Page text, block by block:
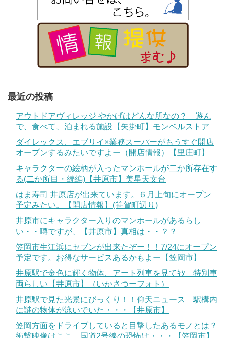
最近の投稿
アウトドアヴィレッジ やかげはどんな所なの？ 遊ん
で、食べて、泊まれる施設【矢掛町】モンベルストア
ダイレックス、エブリイ×業務スーパーがもうすぐ開店
オープンするみたいですよー（開店情報）【里庄町】
キャラクターの絵柄が入ったマンホールが二か所存在す
る(二か所目・続編)【井原市】美星天文台
はま寿司 井原店が出来ています。６月上旬にオープン
予定みたい。【開店情報】(笹賀町辺り)
井原市にキャラクター入りのマンホールがあるらし
い・・噂ですが、【井原市】真相は・・？？
笠岡市生江浜にセブンが出来たぞー！！7/24にオープン
予定です。お得なサービスあるかもよー【笠岡市】
井原駅で金色に輝く物体、アート列車を見てｷﾀ 特別車
両らしい【井原市】（いかさつーフォト）
井原駅で見た光景にびっくり！！仰天ニュース 駅構内
に謎の物体が泳いでいた・・・【井原市】
笠岡方面をドライブしていると目撃したあるモノとは？